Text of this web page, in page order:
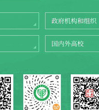
政府机构和组织
国内外高校